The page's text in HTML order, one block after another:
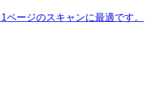
ージのスキャンに最適です。